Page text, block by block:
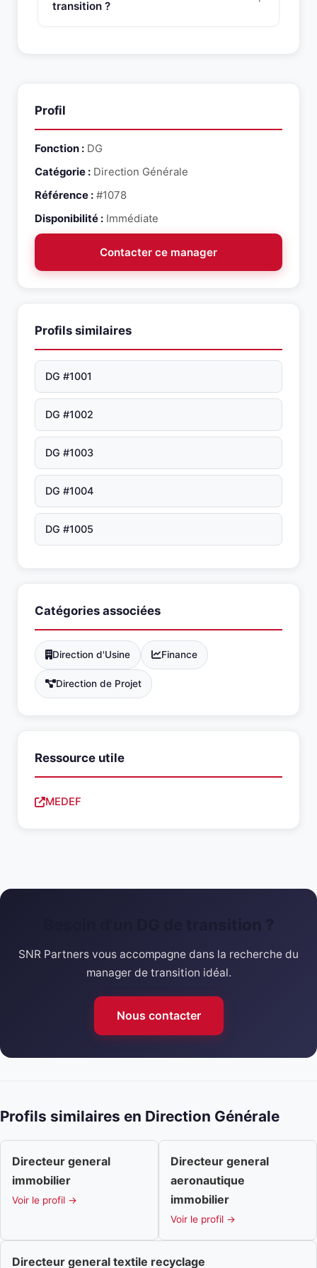
contextes de transformation, restructuration et
transition ?
Profil
Fonction : DG
Catégorie : Direction Générale
Référence : #1078
Disponibilité : Immédiate
Contacter ce manager
Profils similaires
DG #1001
DG #1002
DG #1003
DG #1004
DG #1005
Catégories associées
Direction d'Usine Finance
Direction de Projet
Ressource utile
MEDEF
SNR Partners vous accompagne dans la recherche du
manager de transition idéal.
Nous contacter
Profils similaires en Direction Générale
Directeur general
immobilier
Voir le profil →
Directeur general
aeronautique
immobilier
Voir le profil →
Directeur general textile recyclage